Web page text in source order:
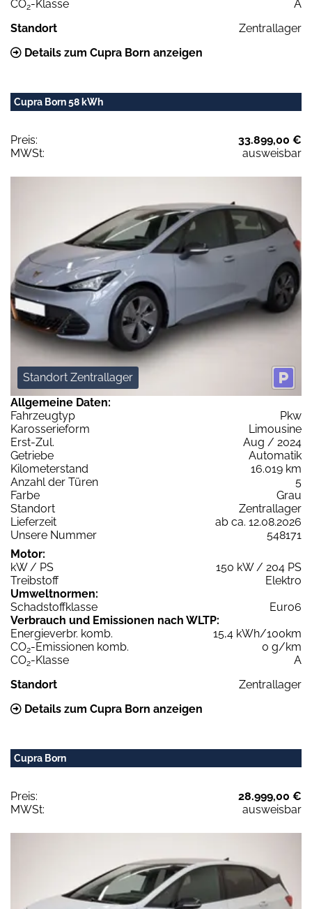
CO2-Klasse
A
Standort
Zentrallager
Details zum Cupra Born anzeigen
Cupra Born 58 kWh
Preis:
33.899,00 €
MWSt:
ausweisbar
Standort Zentrallager
Allgemeine Daten:
Fahrzeugtyp
Pkw
Karosserieform
Limousine
Erst-Zul.
Aug / 2024
Getriebe
Automatik
Kilometerstand
16.019 km
Anzahl der Türen
5
Farbe
Grau
Standort
Zentrallager
Lieferzeit
ab ca. 12.08.2026
Unsere Nummer
548171
Motor:
kW / PS
150 kW / 204 PS
Treibstoff
Elektro
Umweltnormen:
Schadstoffklasse
Euro6
Verbrauch und Emissionen nach WLTP:
Energieverbr. komb.
15,4 kWh/100km
CO2-Emissionen komb.
0 g/km
CO2-Klasse
A
Standort
Zentrallager
Details zum Cupra Born anzeigen
Cupra Born
Preis:
28.999,00 €
MWSt:
ausweisbar